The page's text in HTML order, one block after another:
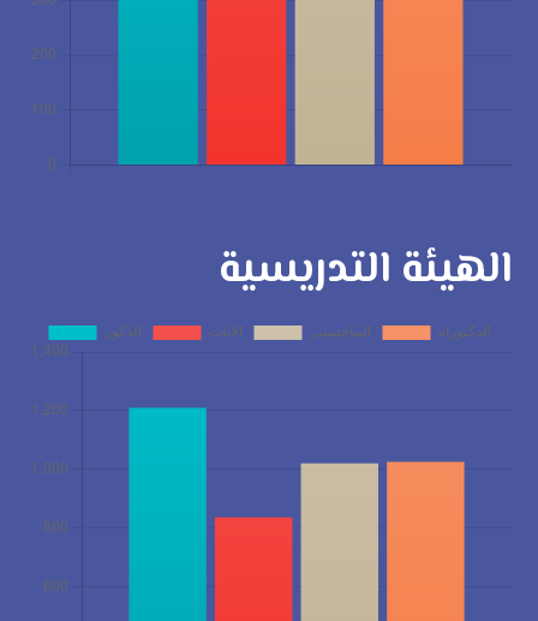
الهيئة التدريسية